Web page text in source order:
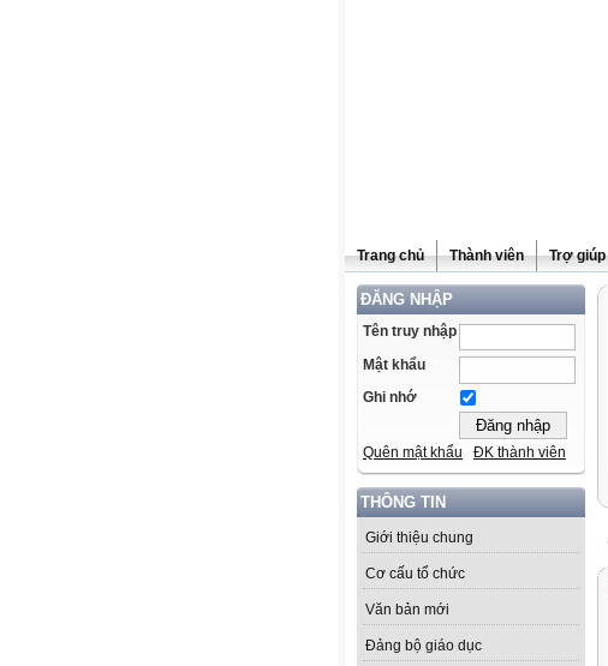
Trang chủ Thành viên Trợ giúp
ĐĂNG NHẬP
Tên truy nhập
Mật khẩu
Ghi nhớ
Quên mật khẩu ĐK thành viên
THÔNG TIN
Giới thiệu chung
Cơ cấu tổ chức
Văn bản mới
Đảng bộ giáo dục